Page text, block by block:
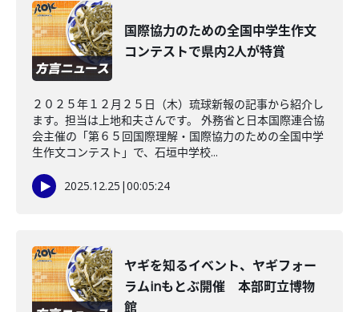
国際協力のための全国中学生作文
コンテストで県内2人が特賞
２０２５年１２月２５日（木）琉球新報の記事から紹介し
ます。担当は上地和夫さんです。 外務省と日本国際連合協
会主催の「第６５回国際理解・国際協力のための全国中学
生作文コンテスト」で、石垣中学校...
2025.12.25 |00:05:24
ヤギを知るイベント、ヤギフォー
ラムinもとぶ開催 本部町立博物
館